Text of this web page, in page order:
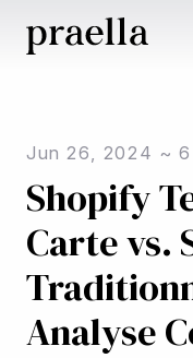
Jun 26, 2024 ~6
Shopify
Carte vs.
Analyse